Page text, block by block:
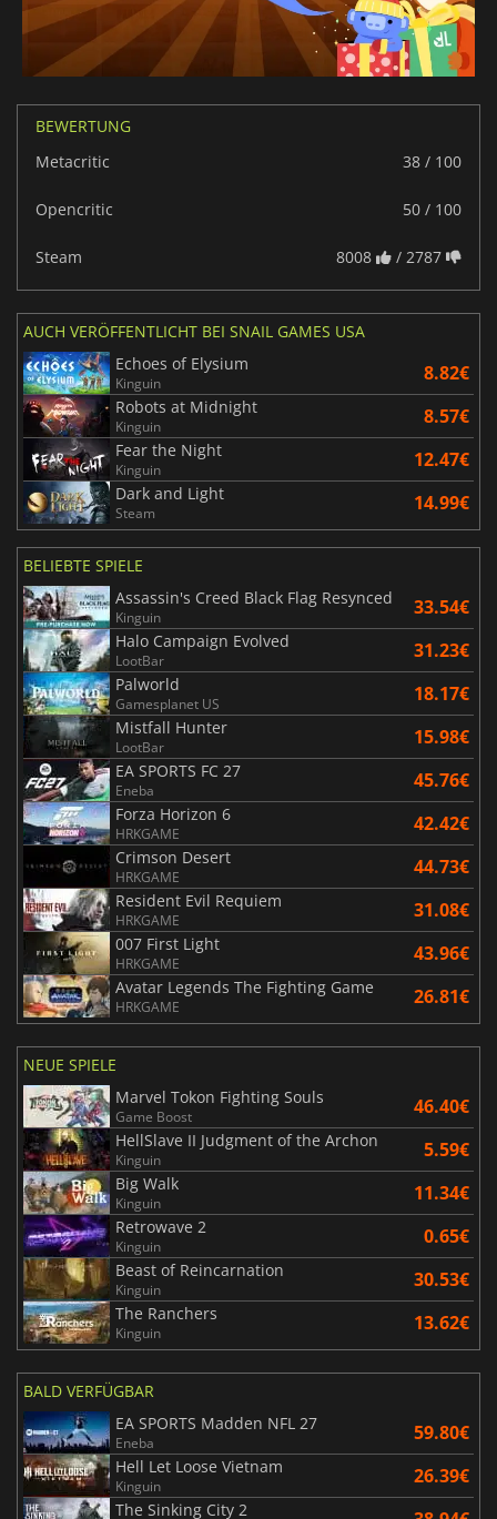
BEWERTUNG
Metacritic
38 / 100
Opencritic 50 / 100
Steam 8008 / 2787
AUCH VERÖFFENTLICHT BEI SNAIL GAMES USA
Echoes of Elysium
Kinguin 8.82€
Robots at Midnight
Kinguin 8.57€
Fear the Night
Kinguin 12.47€
Dark and Light
Steam 14.99€
BELIEBTE SPIELE
Assassin's Creed Black Flag Resynced
Kinguin 33.54€
Halo Campaign Evolved
LootBar 31.23€
Palworld
Gamesplanet US 18.17€
Mistfall Hunter
LootBar 15.98€
EA SPORTS FC 27
Eneba 45.76€
Forza Horizon 6
HRKGAME 42.42€
Crimson Desert
HRKGAME 44.73€
Resident Evil Requiem
HRKGAME 31.08€
007 First Light
HRKGAME 43.96€
Avatar Legends The Fighting Game
HRKGAME 26.81€
NEUE SPIELE
Marvel Tokon Fighting Souls
Game Boost 46.40€
HellSlave II Judgment of the Archon
Kinguin 5.59€
Big Walk
Kinguin 11.34€
Retrowave 2
Kinguin 0.65€
Beast of Reincarnation
Kinguin 30.53€
The Ranchers
Kinguin 13.62€
BALD VERFÜGBAR
EA SPORTS Madden NFL 27
Eneba 59.80€
Hell Let Loose Vietnam
Kinguin 26.39€
The Sinking City 2